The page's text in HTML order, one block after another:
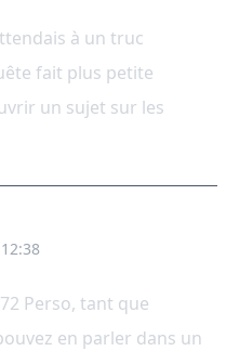
à un truc
fait plus petite
un sujet sur les
Perso, tant que
en parler dans un